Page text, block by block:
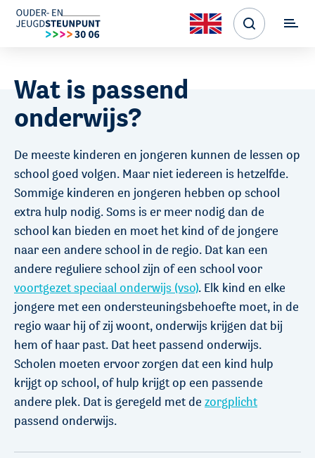
Wat is passend
onderwijs?
De meeste kinderen en jongeren kunnen de lessen op
school goed volgen. Maar niet iedereen is hetzelfde.
Sommige kinderen en jongeren hebben op school
extra hulp nodig. Soms is er meer nodig dan de
school kan bieden en moet het kind of de jongere
naar een andere school in de regio. Dat kan een
andere reguliere school zijn of een school voor
voortgezet speciaal onderwijs (vso). Elk kind en elke
jongere met een ondersteuningsbehoefte moet, in de
regio waar hij of zij woont, onderwijs krijgen dat bij
hem of haar past. Dat heet passend onderwijs.
Scholen moeten ervoor zorgen dat een kind hulp
krijgt op school, of hulp krijgt op een passende
andere plek. Dat is geregeld met de zorgplicht
passend onderwijs.